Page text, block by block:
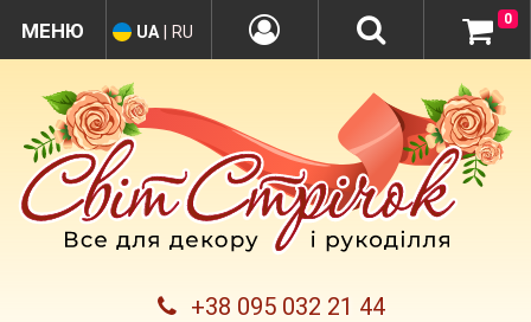
+38 095 032 21 44
UA RU
0